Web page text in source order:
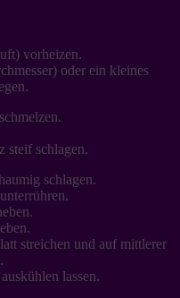
vorheizen.
oder ein kleines
steif schlagen.
schlagen.
streichen und auf mittlerer
lassen.